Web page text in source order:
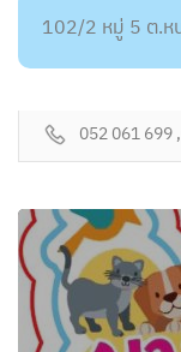
102/2 หมู่ 5 ต.ห
052 061 699